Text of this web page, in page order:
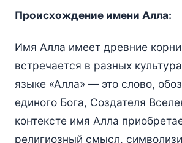
Происхождение имени Алла:
Имя Алла имеет древние
встречается в разных
языке «Алла» — это слово,
единого Бога, Создателя
контексте имя Алла
религиозный смысл,